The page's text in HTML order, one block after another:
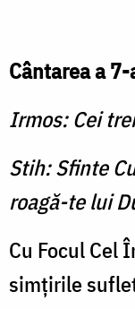
Cântarea a 7-
Irmos: Cei
Stih: Sfinte
roagă-te lui
Cu Focul Cel
simţirile